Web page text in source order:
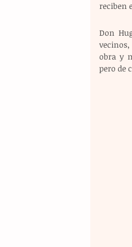
reciben
Don
obra y
pero de